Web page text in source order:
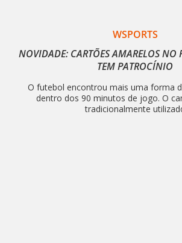
WSPORTS
NOVIDADE: CARTÕES AMARELOS NO
TEM PATROCÍNIO
O futebol encontrou mais uma forma
dentro dos 90 minutos de jogo. O
tradicionalmente